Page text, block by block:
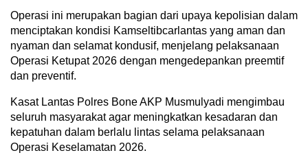
Operasi ini merupakan bagian dari upaya kepolisian dalam
menciptakan kondisi Kamseltibcarlantas yang aman dan
nyaman dan selamat kondusif, menjelang pelaksanaan
Operasi Ketupat 2026 dengan mengedepankan preemtif
dan preventif.
Kasat Lantas Polres Bone AKP Musmulyadi mengimbau
seluruh masyarakat agar meningkatkan kesadaran dan
kepatuhan dalam berlalu lintas selama pelaksanaan
Operasi Keselamatan 2026.